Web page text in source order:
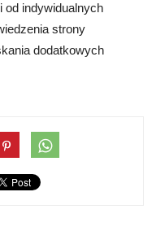
od indywidualnych
strony
dodatkowych